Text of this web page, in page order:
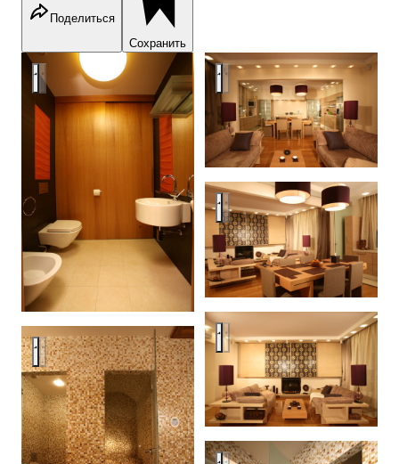
Поделиться
Сохранить
Downtown apartment for couplesDowntown apartment for
Downtown apartment for
Downtown apartment for
Downtown apartment for couples
Downtown apartment for